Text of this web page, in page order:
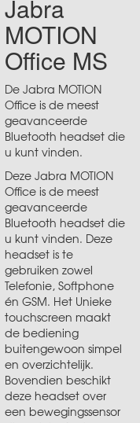
Jabra
MOTION
Office MS
De Jabra MOTION
Office is de meest
geavanceerde
Bluetooth headset die
u kunt vinden.
Deze Jabra MOTION
Office is de meest
geavanceerde
Bluetooth headset die
u kunt vinden. Deze
headset is te
gebruiken zowel
Telefonie, Softphone
én GSM. Het Unieke
touchscreen maakt
de bediening
buitengewoon simpel
en overzichtelijk.
Bovendien beschikt
deze headset over
een bewegingssensor